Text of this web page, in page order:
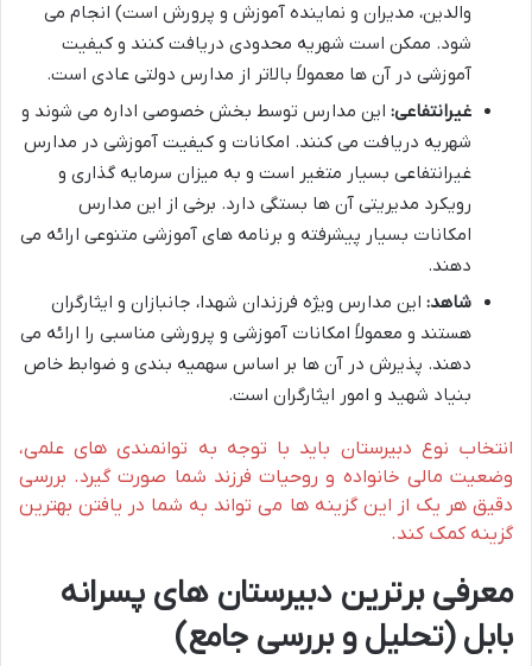
والدین، مدیران و نماینده آموزش و پرورش است) انجام می
شود. ممکن است شهریه محدودی دریافت کنند و کیفیت
آموزشی در آن ها معمولاً بالاتر از مدارس دولتی عادی است.
غیرانتفاعی: این مدارس توسط بخش خصوصی اداره می شوند و
شهریه دریافت می کنند. امکانات و کیفیت آموزشی در مدارس
غیرانتفاعی بسیار متغیر است و به میزان سرمایه گذاری و
رویکرد مدیریتی آن ها بستگی دارد. برخی از این مدارس
امکانات بسیار پیشرفته و برنامه های آموزشی متنوعی ارائه می
دهند.
شاهد: این مدارس ویژه فرزندان شهدا، جانبازان و ایثارگران
هستند و معمولاً امکانات آموزشی و پرورشی مناسبی را ارائه می
دهند. پذیرش در آن ها بر اساس سهمیه بندی و ضوابط خاص
بنیاد شهید و امور ایثارگران است.
انتخاب نوع دبیرستان باید با توجه به توانمندی های علمی،
وضعیت مالی خانواده و روحیات فرزند شما صورت گیرد. بررسی
دقیق هر یک از این گزینه ها می تواند به شما در یافتن بهترین
گزینه کمک کند.
معرفی برترین دبیرستان های پسرانه
بابل (تحلیل و بررسی جامع)